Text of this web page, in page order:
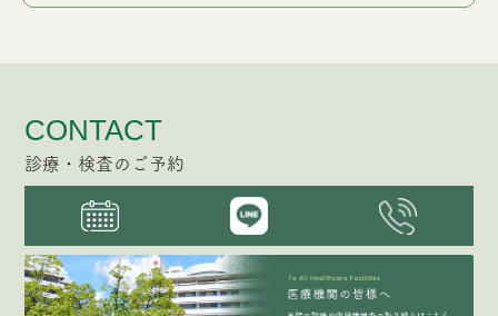
CONTACT
診療・検査のご予約